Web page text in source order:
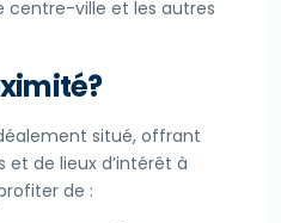
centre-ville et les autres
situé, offrant
de lieux d’intérêt à
de :